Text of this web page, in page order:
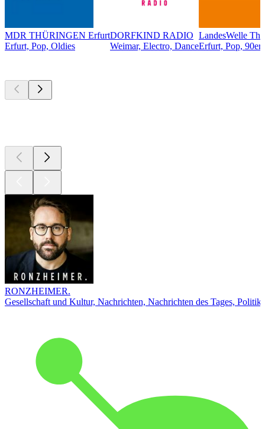
MDR THÜRINGEN Erfurt
Erfurt, Pop, Oldies
DORFKIND RADIO
Weimar, Electro, Dance
LandesWelle
Erfurt, Pop, 90er,
RONZHEIMER.
Gesellschaft und Kultur, Nachrichten, Nachrichten des Tages, Politik